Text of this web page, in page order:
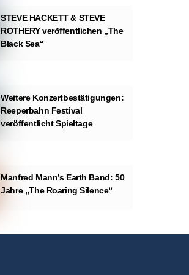
STEVE HACKETT & STEVE
ROTHERY veröffentlichen „The
Black Sea“
Weitere Konzertbestätigungen:
Reeperbahn Festival
veröffentlicht Spieltage
Manfred Mann’s Earth Band: 50
Jahre „The Roaring Silence“